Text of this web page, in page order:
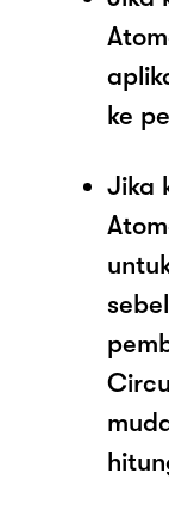
ke
Jika